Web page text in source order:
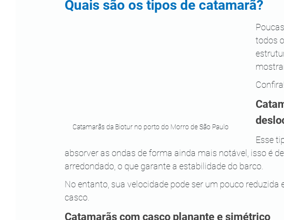
Quais são os tipos de catamarã?
Catamarãs da Biotur no porto do Morro de São Paulo
todos
Esse
absorver as ondas de forma ainda mais notável, isso é
arredondado, o que garante a estabilidade do barco.
No entanto, sua velocidade pode ser um pouco
casco.
Catamarãs com casco planante e simétrico